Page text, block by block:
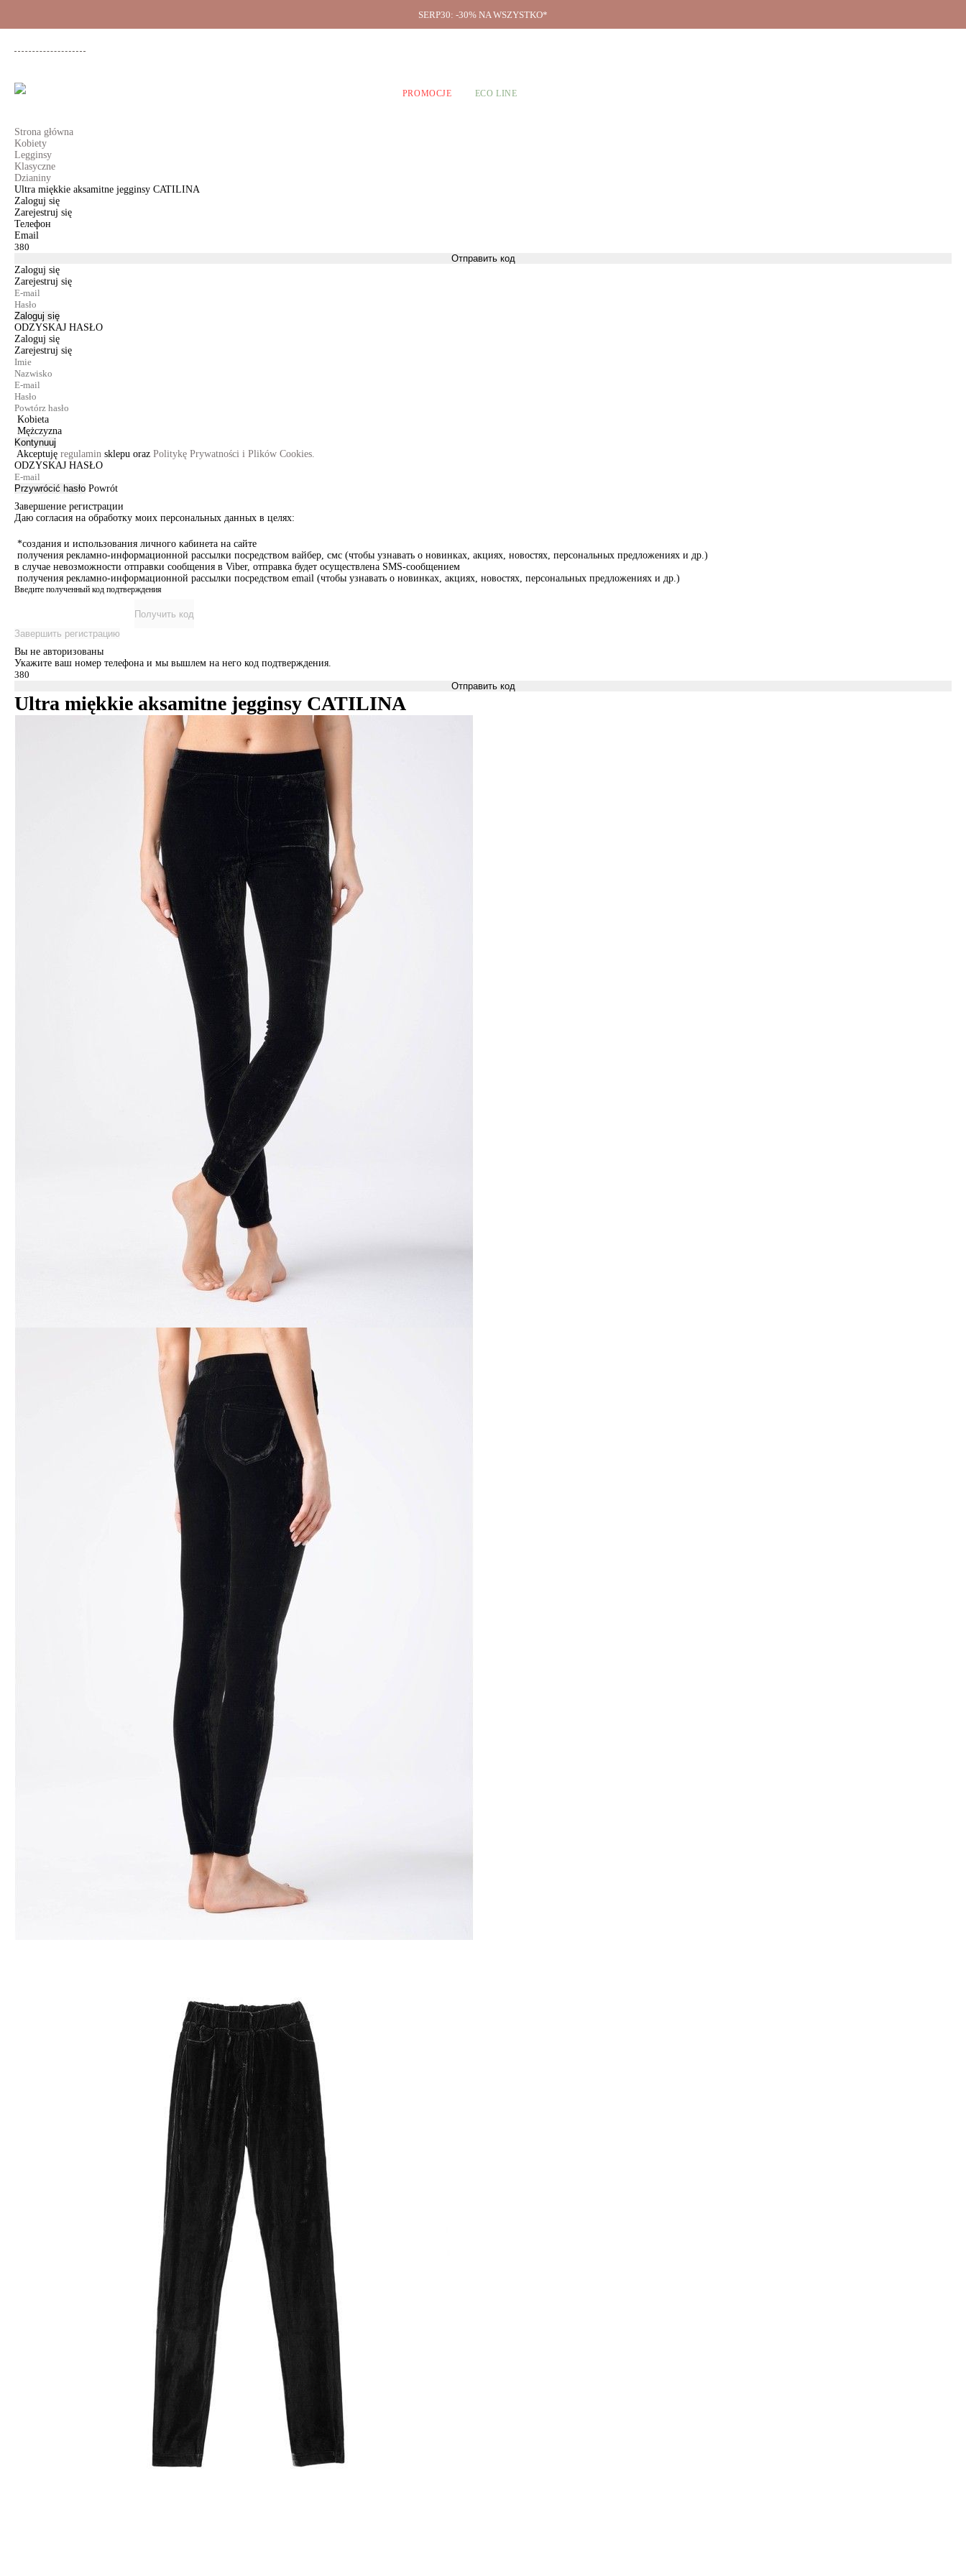
SERP30: -30% NA WSZYSTKO*
PROMOCJE ECO LINE
Strona główna
Kobiety
Legginsy
Klasyczne
Dzianiny
Ultra miękkie aksamitne jegginsy CATILINA
Zaloguj się
Zarejestruj się
Телефон
Email
Отправить код
Zaloguj się
Zarejestruj się
Zaloguj się
ODZYSKAJ HASŁO
Zaloguj się
Zarejestruj się
Kobieta
Mężczyzna
Kontynuuj
Akceptuję regulamin sklepu oraz Politykę Prywatności i Plików Cookies.
ODZYSKAJ HASŁO
Przywrócić hasło Powrót
Завершение регистрации
Даю согласия на обработку моих персональных данных в целях:
*создания и использования личного кабинета на сайте
получения рекламно-информационной рассылки посредством вайбер, смс (чтобы узнавать о новинках, акциях, новостях, персональных предложениях и др.)
в случае невозможности отправки сообщения в Viber, отправка будет осуществлена SMS-сообщением
получения рекламно-информационной рассылки посредством email (чтобы узнавать о новинках, акциях, новостях, персональных предложениях и др.)
Введите полученный код подтверждения
Получить код
Завершить регистрацию
Вы не авторизованы
Укажите ваш номер телефона и мы вышлем на него код подтверждения.
Отправить код
Ultra miękkie aksamitne jegginsy CATILINA